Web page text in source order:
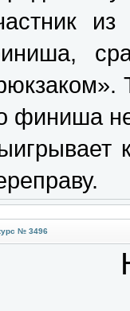
финиша
№ 3496